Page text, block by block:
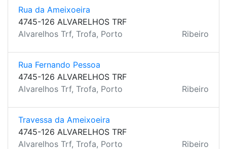
Rua da Ameixoeira
4745-126 ALVARELHOS TRF
Alvarelhos Trf, Trofa, Porto
Ribeiro
Rua Fernando Pessoa
4745-126 ALVARELHOS TRF
Alvarelhos Trf, Trofa, Porto
Ribeiro
Travessa da Ameixoeira
4745-126 ALVARELHOS TRF
Alvarelhos Trf, Trofa, Porto
Ribeiro